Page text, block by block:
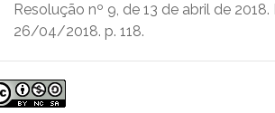
Resolução nº 9, de 13 de abril de 2018.
26/04/2018. p. 118.